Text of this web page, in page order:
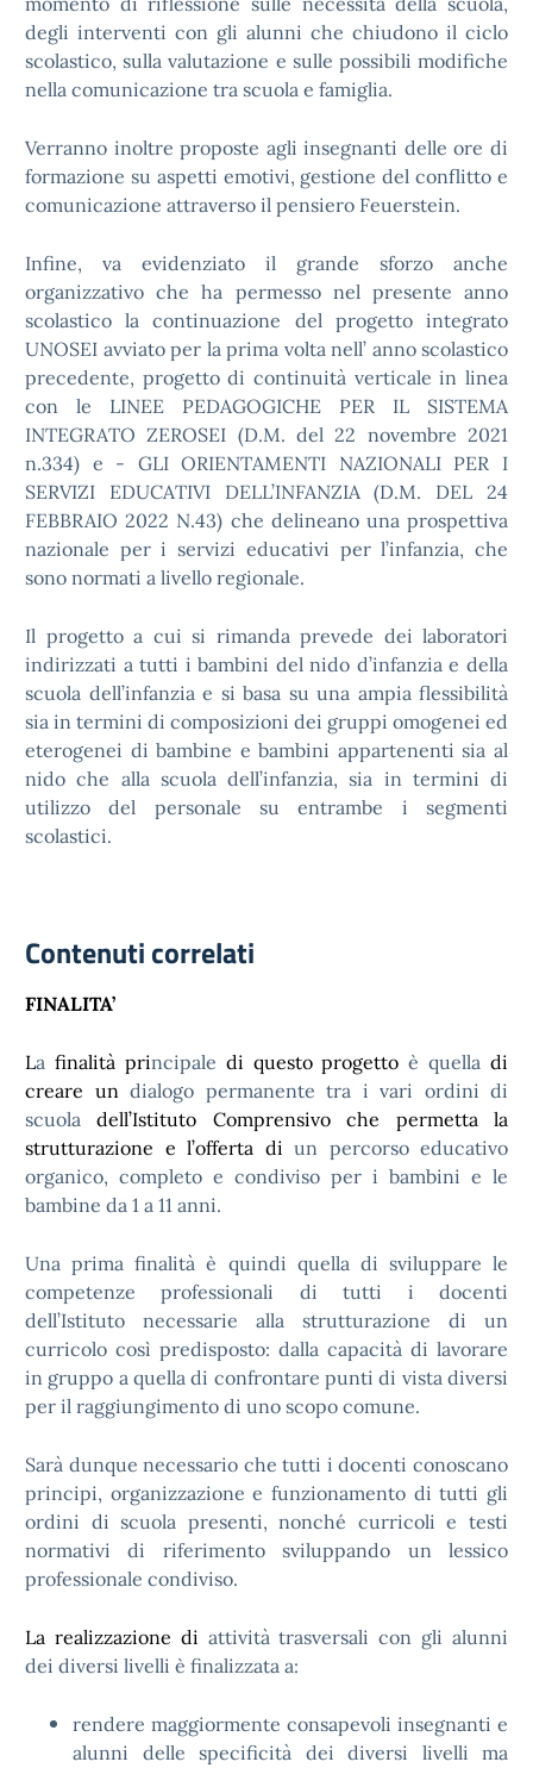
degli interventi con gli alunni che chiudono il ciclo
scolastico, sulla valutazione e sulle possibili modifiche
nella comunicazione tra scuola e famiglia.
Verranno inoltre proposte agli insegnanti delle ore di
formazione su aspetti emotivi, gestione del conflitto e
comunicazione attraverso il pensiero Feuerstein.
Infine, va evidenziato il grande sforzo anche
organizzativo che ha permesso nel presente anno
scolastico la continuazione del progetto integrato
UNOSEI avviato per la prima volta nell’ anno scolastico
precedente, progetto di continuità verticale in linea
con le LINEE PEDAGOGICHE PER IL SISTEMA
INTEGRATO ZEROSEI (D.M. del 22 novembre 2021
n.334) e - GLI ORIENTAMENTI NAZIONALI PER I
SERVIZI EDUCATIVI DELL’INFANZIA (D.M. DEL 24
FEBBRAIO 2022 N.43) che delineano una prospettiva
nazionale per i servizi educativi per l’infanzia, che
sono normati a livello regionale.
Il progetto a cui si rimanda prevede dei laboratori
indirizzati a tutti i bambini del nido d’infanzia e della
scuola dell’infanzia e si basa su una ampia flessibilità
sia in termini di composizioni dei gruppi omogenei ed
eterogenei di bambine e bambini appartenenti sia al
nido che alla scuola dell’infanzia, sia in termini di
utilizzo del personale su entrambe i segmenti
scolastici.
Contenuti correlati
FINALITA’
La finalità principale di questo progetto è quella di
creare undialogo permanente tra i vari ordini di
scuola dell’Istituto Comprensivo che permetta la
strutturazione e l’offerta di un percorso educativo
organico, completo e condiviso per i bambini e le
bambine da 1 a 11 anni.
Una prima finalità è quindi quella di sviluppare le
competenze professionali di tutti i docenti
dell’Istituto necessarie alla strutturazione di un
curricolo così predisposto: dalla capacità di lavorare
in gruppo a quella di confrontare punti di vista diversi
per il raggiungimento di uno scopo comune.
Sarà dunque necessario che tutti i docenti conoscano
principi, organizzazione e funzionamento di tutti gli
ordini di scuola presenti, nonché curricoli e testi
normativi di riferimento sviluppando un lessico
professionale condiviso.
La realizzazione di attività trasversali con gli alunni
dei diversi livelli è finalizzata a:
rendere maggiormente consapevoli insegnanti e
alunni delle specificità dei diversi livelli ma